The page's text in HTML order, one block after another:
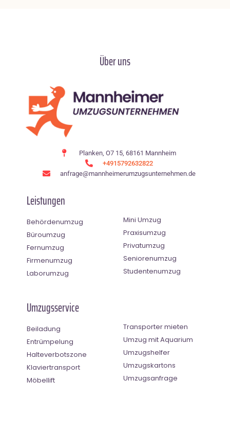
Über uns
Planken, O7 15, 68161 Mannheim
+4915792632822
anfrage@mannheimerumzugsunternehmen.de
Leistungen
Behördenumzug
Büroumzug
Fernumzug
Firmenumzug
Laborumzug
Mini Umzug
Praxisumzug
Privatumzug
Seniorenumzug
Studentenumzug
Umzugsservice
Beiladung
Entrümpelung
Halteverbotszone
Klaviertransport
Möbellift
Transporter mieten
Umzug mit Aquarium
Umzugshelfer
Umzugskartons
Umzugsanfrage